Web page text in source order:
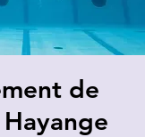
de